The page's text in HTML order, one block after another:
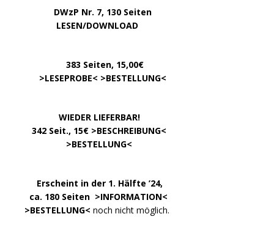
DWzP Nr. 7, 130 Seiten
LESEN/DOWNLOAD
383 Seiten, 15,00€
>LESEPROBE< >BESTELLUNG<
WIEDER LIEFERBAR!
342 Seit., 15€ >BESCHREIBUNG<
>BESTELLUNG<
Erscheint in der 1. Hälfte ’24,
ca. 180 Seiten >INFORMATION<
>BESTELLUNG< noch nicht möglich.